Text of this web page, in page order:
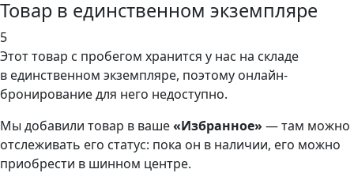
Товар в единственном экземпляре
5
Этот товар с пробегом хранится у нас на складе
в единственном экземпляре, поэтому онлайн-
бронирование для него недоступно.
Мы добавили товар в ваше«Избранное» — там можно
отслеживать его статус: пока он в наличии, его можно
приобрести в шинном центре.